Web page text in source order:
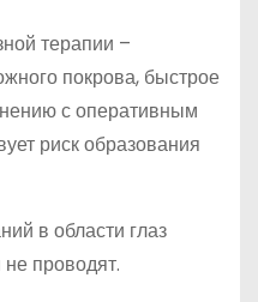
терапии –
покрова, быстрое
с оперативным
риск образования
в области глаз
проводят.